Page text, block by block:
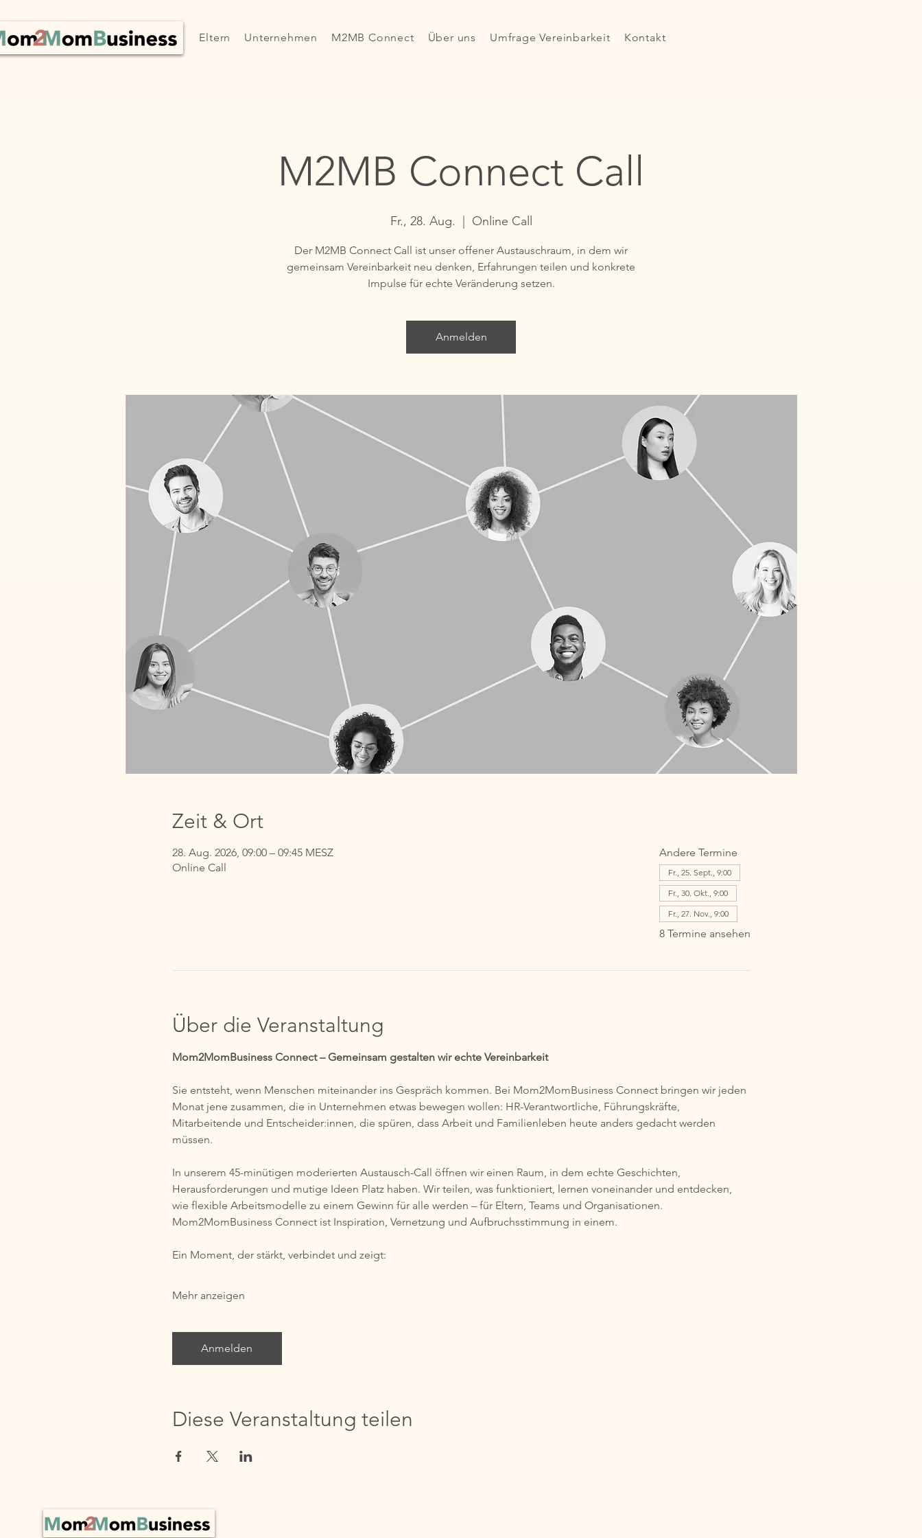
Eltern Unternehmen M2MB Connect Über uns Umfrage Vereinbarkeit Kontakt
M2MB Connect Call
Fr., 28. Aug. Online Call
Der M2MB Connect Call ist unser offener Austauschraum, in dem wir
gemeinsam Vereinbarkeit neu denken, Erfahrungen teilen und konkrete
Impulse für echte Veränderung setzen.
Anmelden
Zeit & Ort
28. Aug. 2026, 09:00 – 09:45 MESZ
Online Call
Andere Termine
Fr., 25. Sept., 9:00
Fr., 30. Okt., 9:00
Fr., 27. Nov., 9:00
8 Termine ansehen
Über die Veranstaltung
Mom2MomBusiness Connect – Gemeinsam gestalten wir echte Vereinbarkeit
Sie entsteht, wenn Menschen miteinander ins Gespräch kommen. Bei Mom2MomBusiness Connect bringen wir jeden
Monat jene zusammen, die in Unternehmen etwas bewegen wollen: HR-Verantwortliche, Führungskräfte,
Mitarbeitende und Entscheider:innen, die spüren, dass Arbeit und Familienleben heute anders gedacht werden
müssen.
In unserem 45-minütigen moderierten Austausch-Call öffnen wir einen Raum, in dem echte Geschichten,
Herausforderungen und mutige Ideen Platz haben. Wir teilen, was funktioniert, lernen voneinander und entdecken,
wie flexible Arbeitsmodelle zu einem Gewinn für alle werden – für Eltern, Teams und Organisationen.
Mom2MomBusiness Connect ist Inspiration, Vernetzung und Aufbruchsstimmung in einem.
Ein Moment, der stärkt, verbindet und zeigt:
Mehr anzeigen
Anmelden
Diese Veranstaltung teilen